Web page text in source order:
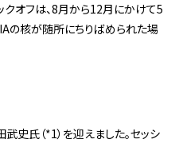
オフは、8月から12月にかけて5
の核が随所にちりばめられた場
史氏（*1）を迎えました。セッシ